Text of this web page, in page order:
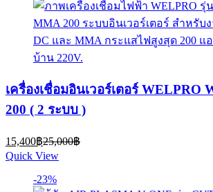
เครื่องเชื่อมอินเวอร์เตอร์ WELPRO
200 ( 2 ระบบ )
15,400฿Current
price
is:
15,400฿.
25,000฿
Quick View
-23%